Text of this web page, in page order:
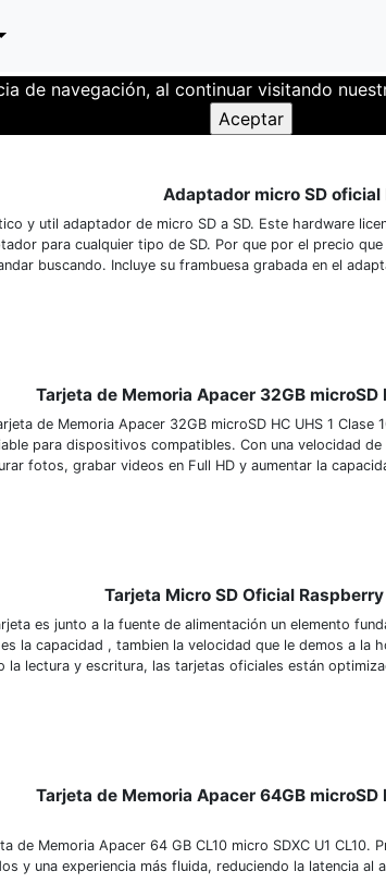
de navegación, al continuar visitando
Adaptador micro SD oficial
y util adaptador de micro SD a SD. Este hardware
para cualquier tipo de SD. Por que por el precio
buscando. Incluye su frambuesa grabada en el
Tarjeta de Memoria Apacer 32GB microSD
de Memoria Apacer 32GB microSD HC UHS 1
para dispositivos compatibles. Con una velocidad
fotos, grabar videos en Full HD y aumentar la
Tarjeta Micro SD Oficial
es junto a la fuente de alimentación un elemento
la capacidad , tambien la velocidad que le demos a la
la lectura y escritura, las tarjetas oficiales están
Tarjeta de Memoria Apacer 64GB microSD
de Memoria Apacer 64 GB CL10 micro SDXC U1 CL10.
y una experiencia más fluida, reduciendo la latencia al